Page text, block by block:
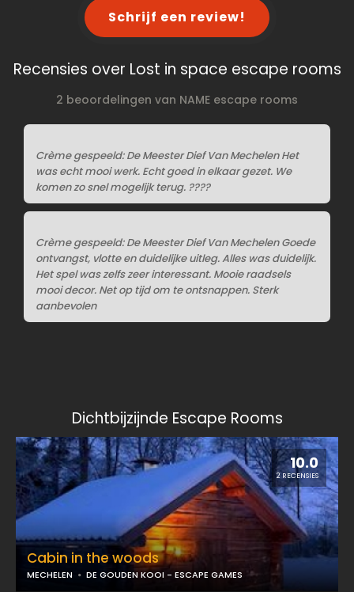
Schrijf een review!
Recensies over Lost in space escape rooms
2 beoordelingen van NAME escape rooms
Crème gespeeld: De Meester Dief Van Mechelen Het
was echt mooi werk. Echt goed in elkaar gezet. We
komen zo snel mogelijk terug. ????
Crème gespeeld: De Meester Dief Van Mechelen Goede
ontvangst, vlotte en duidelijke uitleg. Alles was duidelijk.
Het spel was zelfs zeer interessant. Mooie raadsels
mooi decor. Net op tijd om te ontsnappen. Sterk
aanbevolen
Dichtbijzijnde Escape Rooms
10.0
2 RECENSIES
Cabin in the woods
MECHELEN DE GOUDEN KOOI - ESCAPE GAMES